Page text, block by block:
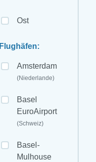
Ost
Flughäfen:
Amsterdam
(Niederlande)
Basel
EuroAirport
(Schweiz)
Basel-
Mulhouse